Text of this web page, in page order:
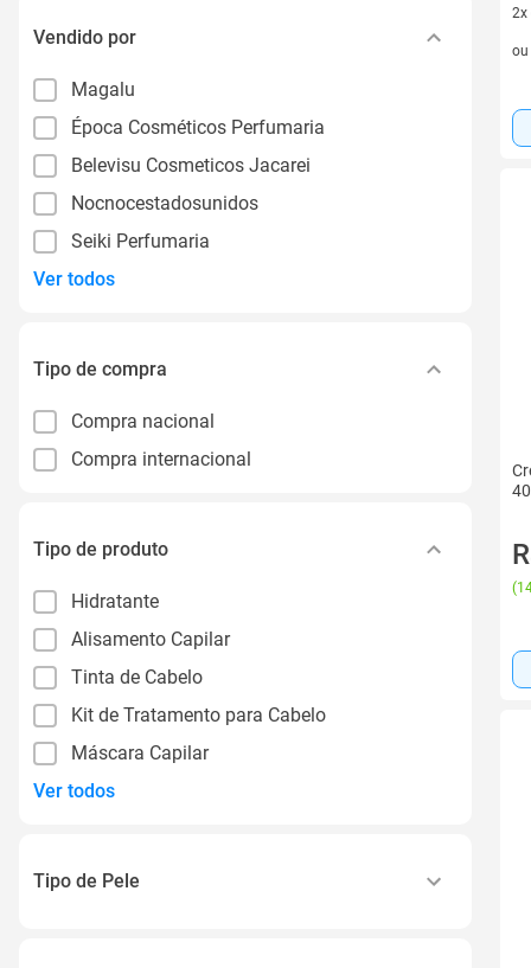
Vendido por
Magalu
Época Cosméticos Perfumaria
Belevisu Cosmeticos Jacarei
Nocnocestadosunidos
Seiki Perfumaria
Ver todos
Tipo de compra
Compra nacional
Compra internacional
Tipo de produto
Hidratante
Alisamento Capilar
Tinta de Cabelo
Kit de Tratamento para Cabelo
Máscara Capilar
Ver todos
Tipo de Pele
2x
2
ou
(